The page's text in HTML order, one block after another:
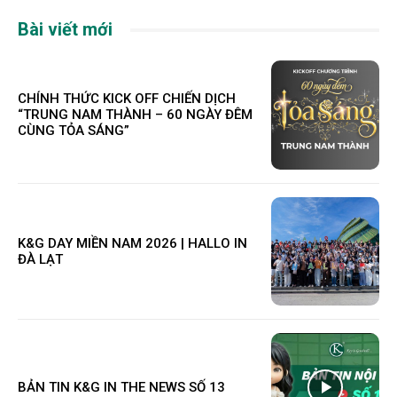
Bài viết mới
CHÍNH THỨC KICK OFF CHIẾN DỊCH
“TRUNG NAM THÀNH – 60 NGÀY ĐÊM
CÙNG TỎA SÁNG”
K&G DAY MIỀN NAM 2026 | HALLO IN
ĐÀ LẠT
BẢN TIN K&G IN THE NEWS SỐ 13